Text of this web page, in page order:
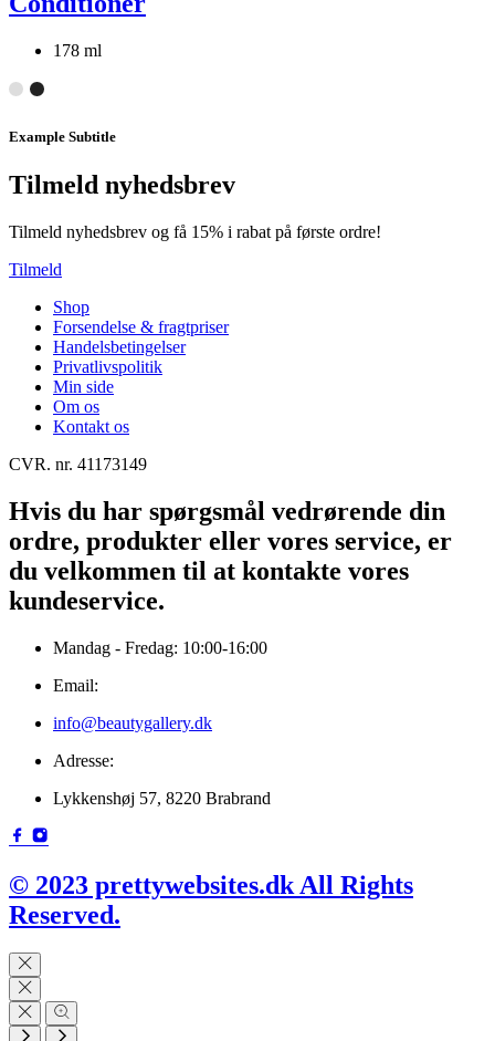
178 ml
Example Subtitle
Tilmeld nyhedsbrev
Tilmeld nyhedsbrev og få 15% i rabat på første ordre!
Tilmeld
Shop
Forsendelse & fragtpriser
Handelsbetingelser
Privatlivspolitik
Min side
Om os
Kontakt os
CVR. nr. 41173149
Hvis du har spørgsmål vedrørende din
ordre, produkter eller vores service, er
du velkommen til at kontakte vores
kundeservice.
Mandag - Fredag: 10:00-16:00
Email:
info@beautygallery.dk
Adresse:
Lykkenshøj 57, 8220 Brabrand
© 2023 prettywebsites.dk All Rights
Reserved.